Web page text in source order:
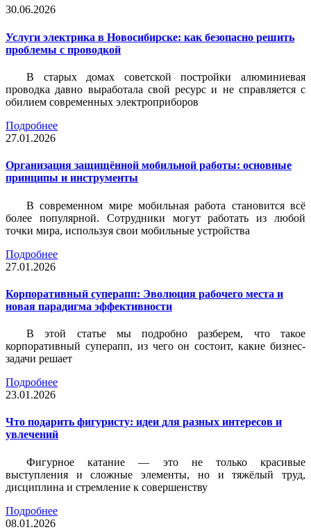
30.06.2026
Услуги электрика в Новосибирске: как безопасно решить
проблемы с проводкой
В старых домах советской постройки алюминиевая
проводка давно выработала свой ресурс и не справляется с
обилием современных электроприборов
Подробнее
27.01.2026
Организация защищённой мобильной работы: основные
принципы и инструменты
В современном мире мобильная работа становится всё
более популярной. Сотрудники могут работать из любой
точки мира, используя свои мобильные устройства
Подробнее
27.01.2026
Корпоративный суперапп: Эволюция рабочего места и
новая парадигма эффективности
В этой статье мы подробно разберем, что такое
корпоративный суперапп, из чего он состоит, какие бизнес-
задачи решает
Подробнее
23.01.2026
Что подарить фигуристу: идеи для разных интересов и
увлечений
Фигурное катание — это не только красивые
выступления и сложные элементы, но и тяжёлый труд,
дисциплина и стремление к совершенству
Подробнее
08.01.2026